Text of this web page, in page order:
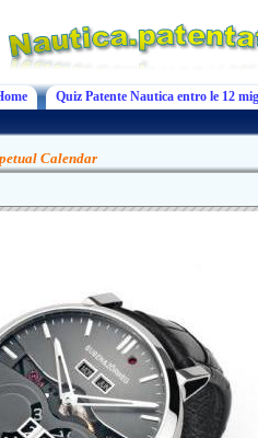
Quiz Patente Nautica entro le 12
Calendar